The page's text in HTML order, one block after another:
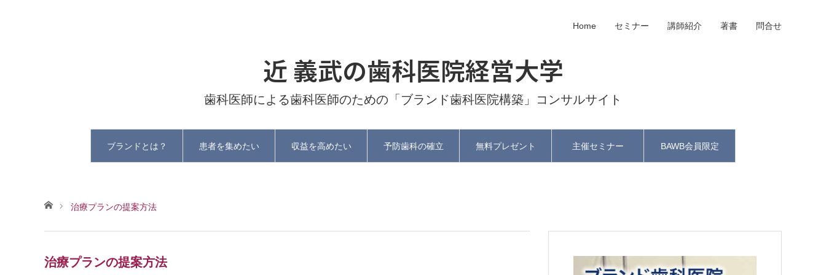
近 義武の歯科医院経営大学
歯科医師による歯科医師のための「ブランド歯科医院構築」コンサルサイト
ブランドとは？ 患者を集めたい 収益を高めたい 予防歯科の確立 無料プレゼント 主催セミナー BAWB会員限定
Home セミナー 講師紹介 著書 問合せ
ホーム治療プランの提案方法
治療プランの提案方法